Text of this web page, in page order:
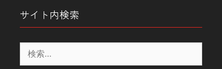
サイト内検索
索: